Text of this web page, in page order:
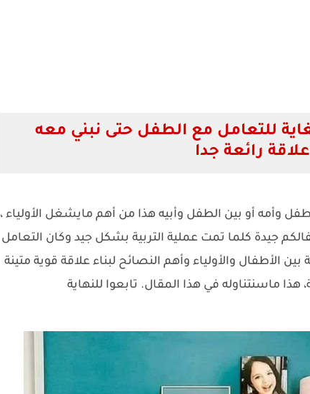
للتعامل مع الطفل حتى نبني معه
علاقة رائعة جدا
وأمه أو بين الطفل وأبيه هذا من أهم مايشغل الأولياء ،
جيدة كلما تمت عملية التربية بشكل جيد وكان التعامل
الأطفال والأولياء وأهم النصائح لبناء علاقة قوية متينة